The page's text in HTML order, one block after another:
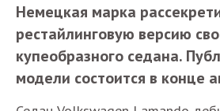
Немецкая марка
рестайлинговую версию
купеобразного седана.
модели состоится в конце